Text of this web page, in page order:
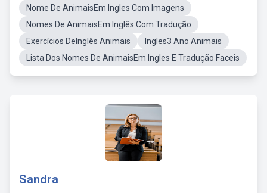
Nome De AnimaisEm Ingles Com Imagens
Nomes De AnimaisEm Inglês Com Tradução
Exercícios DeInglês Animais
Ingles3 Ano Animais
Lista Dos Nomes De AnimaisEm Ingles E Tradução Faceis
Sandra